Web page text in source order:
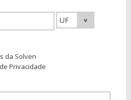
da Solven
Privacidade